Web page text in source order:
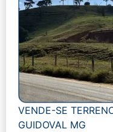
VENDE-SE
GUIDOVAL MG